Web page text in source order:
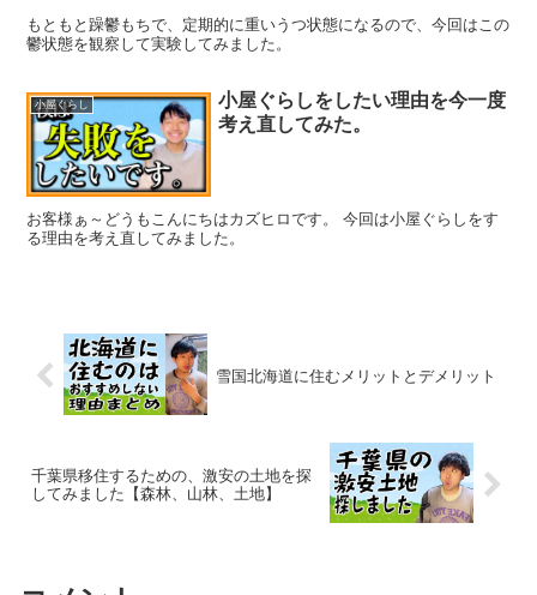
もともと躁鬱もちで、定期的に重いうつ状態になるので、今回はこの
鬱状態を観察して実験してみました。
小屋ぐらし
小屋ぐらしをしたい理由を今一度
考え直してみた。
お客様ぁ～どうもこんにちはカズヒロです。 今回は小屋ぐらしをす
る理由を考え直してみました。
雪国北海道に住むメリットとデメリット
千葉県移住するための、激安の土地を探
してみました【森林、山林、土地】